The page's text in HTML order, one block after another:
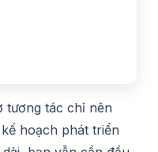
tương tác chỉ nên
hoạch phát triển